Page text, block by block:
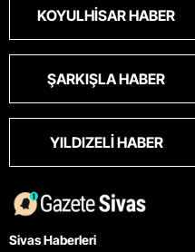
KOYULHISAR HABER
ŞARKIŞLA HABER
YILDIZELI HABER
Sivas Haberleri